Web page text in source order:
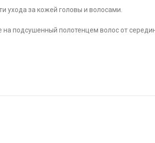
ухода за кожей головы и волосами.
подсушенный полотенцем волос от